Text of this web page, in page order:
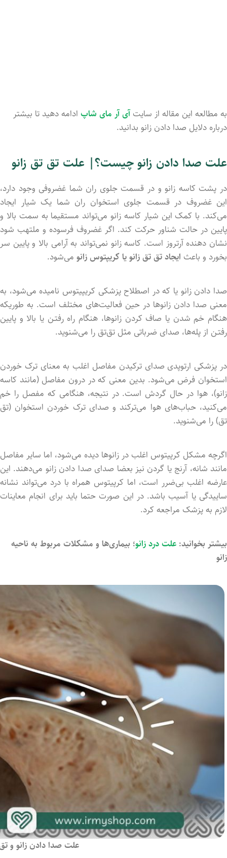
به مطالعه این مقاله از سایتآی آر مای شاپ ادامه دهید تا بیشتر
درباره دلایل صدا دادن زانو بدانید.
علت صدا دادن زانو چیست؟| علت تق تق زانو
در پشت کاسه زانو و در قسمت جلوی ران شما غضروفی وجود دارد،
این غضروف در قسمت جلوی استخوان‌ ران شما یک شیار ایجاد
می‌کند. با کمک این شیار کاسه زانو می‌تواند مستقیما به سمت بالا و
پایین در حالت شناور حرکت کند. اگر غضروف فرسود‌ه و ملتهب شود
نشان دهنده آرتروز است. کاسه زانو نمی‌تواند به آرامی بالا و پایین سر
بخورد و باعث ایجاد تق تق زانو یا کریپتوس زانو می‌شود.
صدا دادن زانو یا که در اصطلاح پزشکی کریپیتوس نامید‌ه می‌شود، به
معنی صدا داد‌‌ن زانوها در حین فعالیت‌های مختلف است. به طوریکه
هنگام خم شد‌ن یا صاف کرد‌ن زانوها، هنگام راه رفتـن یا بالا و پایین
رفتـن از پله‌ها، صدای ضرباتی مثل تق‌تق را می‌شنوید.
در پزشکی ارتوپدی صدای ترکید‌ن مفاصل اغلب به معنای ترک خورد‌ن
استخوان فرض می‌شود. بدین معنی که در درون مفاصل (مانند کاسه
زانو)، هوا در حال گردش است. در نتیجه، هنگامی که مفصل را خم
می‌کنید، حباب‌های هوا می‌ترکند و صدای ترک خورد‌ن استخوان (تق
تق) را می‌شنوید.
اگرچه مشکل کرپیتوس اغلب در زانوها دید‌ه می‌شود، اما سایر مفاصل
مانند شانه، آرنج یا گردن نیز بعضا صدای صدا دادن زانو می‌دهند. این
عارضه اغلب بی‌ضرر است، اما کرپیتوس همراه با درد می‌تواند نشانه
ساییدگی یا آسیب باشد. در این صورت حتما باید برای انجام معاینات
لازم به پزشک مراجعه کرد.
بیشتر بخوانید: علت درد زانو؛ بیماری‌ها و مشکلات مربوط به ناحیه
زانو
علت صدا دادن زانو و